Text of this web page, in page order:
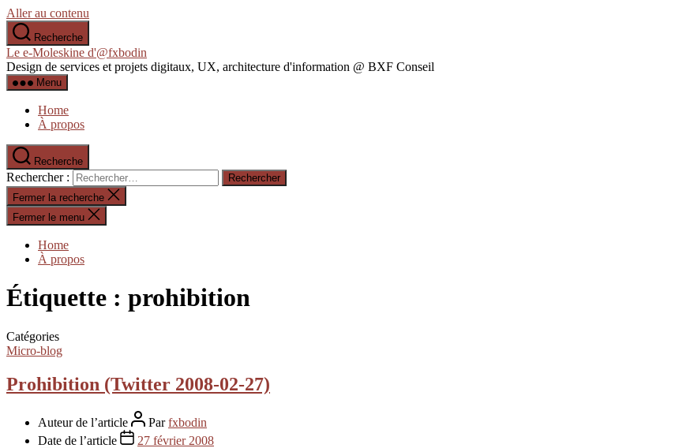
Aller au contenu
Recherche
Le e-Moleskine d'@fxbodin
Design de services et projets digitaux, UX, architecture d'information @ BXF Conseil
Menu
Home
À propos
Recherche
Rechercher :
Fermer la recherche
Fermer le menu
Home
À propos
Étiquette : prohibition
Catégories
Micro-blog
Prohibition (Twitter 2008-02-27)
Auteur de l’article Parfxbodin
Date de l’article
27 février 2008